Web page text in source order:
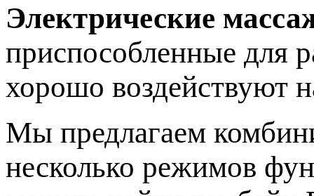
Электрические
приспособленные для
хорошо воздействуют
Мы предлагаем
несколько режимов